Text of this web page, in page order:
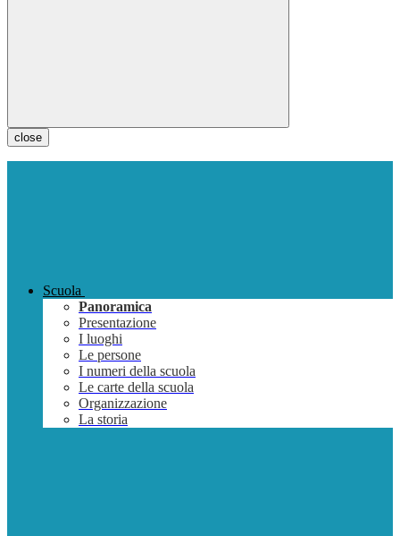
close
Scuola
Panoramica
Presentazione
I luoghi
Le persone
I numeri della scuola
Le carte della scuola
Organizzazione
La storia